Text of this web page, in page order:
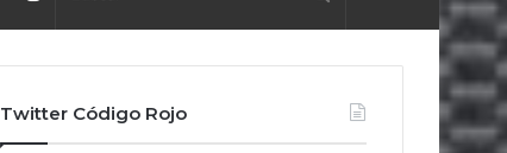
Twitter Código Rojo